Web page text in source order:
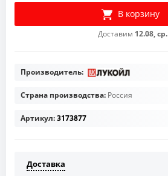
В корзину
Доставим 12.08, ср.
Производитель:
Страна производства: Россия
Артикул:3173877
Доставка